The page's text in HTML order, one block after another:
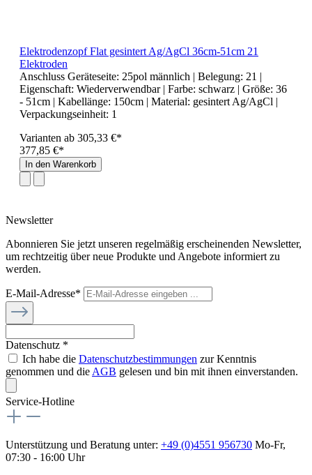
Elektrodenzopf Flat gesintert Ag/AgCl 36cm-51cm 21
Elektroden
Anschluss Geräteseite: 25pol männlich | Belegung: 21 |
Eigenschaft: Wiederverwendbar | Farbe: schwarz | Größe: 36
- 51cm | Kabellänge: 150cm | Material: gesintert Ag/AgCl |
Verpackungseinheit: 1
Varianten ab 305,33 €*
377,85 €*
In den Warenkorb
Newsletter
Abonnieren Sie jetzt unseren regelmäßig erscheinenden Newsletter,
um rechtzeitig über neue Produkte und Angebote informiert zu
werden.
E-Mail-Adresse*
Datenschutz *
Ich habe die Datenschutzbestimmungen zur Kenntnis
genommen und die AGB gelesen und bin mit ihnen einverstanden.
Service-Hotline
Unterstützung und Beratung unter: +49 (0)4551 956730 Mo-Fr,
07:30 - 16:00 Uhr